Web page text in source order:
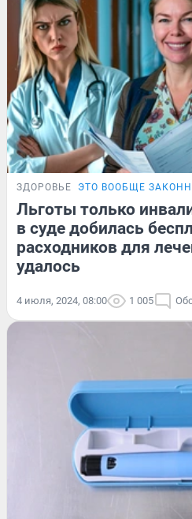
ЗДОРОВЬЕ ЭТО ВООБЩЕ
Льготы только
в суде добилась
расходников для
удалось
4 июля, 2024, 08:00 1 005